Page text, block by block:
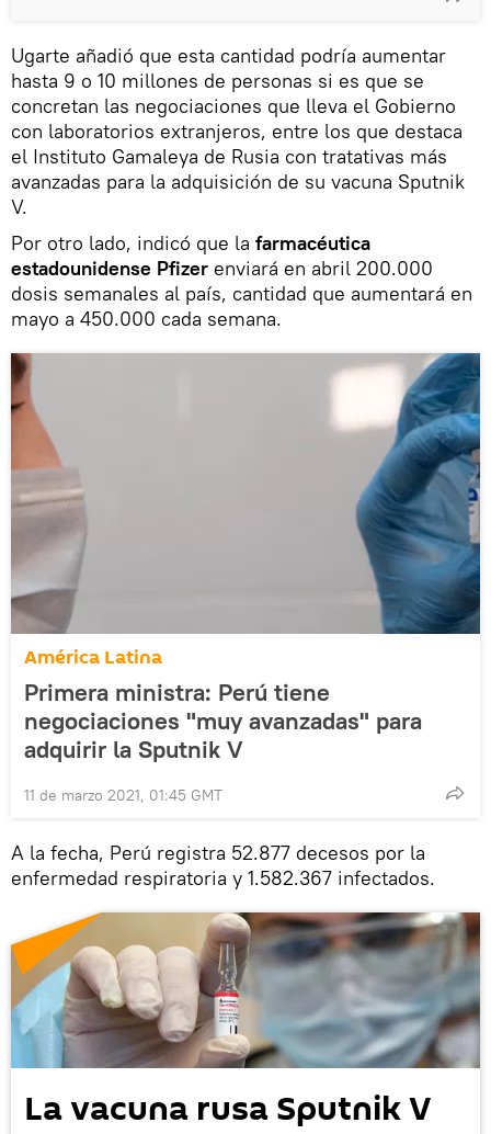
Ugarte añadió que esta cantidad podría aumentar
hasta 9 o 10 millones de personas si es que se
concretan las negociaciones que lleva el Gobierno
con laboratorios extranjeros, entre los que destaca
el Instituto Gamaleya de Rusia con tratativas más
avanzadas para la adquisición de su vacuna Sputnik
V.
Por otro lado, indicó que la farmacéutica
estadounidense Pfizer enviará en abril 200.000
dosis semanales al país, cantidad que aumentará en
mayo a 450.000 cada semana.
América Latina
Primera ministra: Perú tiene
negociaciones "muy avanzadas" para
adquirir la Sputnik V
11 de marzo 2021, 01:45 GMT
A la fecha, Perú registra 52.877 decesos por la
enfermedad respiratoria y 1.582.367 infectados.
La vacuna rusa Sputnik V